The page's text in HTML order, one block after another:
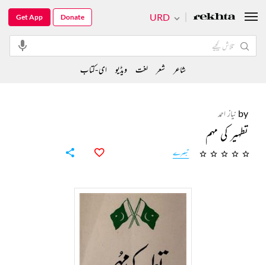
by نیاز احمد
تطہیر کی مہم
تبصرے
URD
Get App Donate
شاعر شعر لغت ویڈیو ای-کتاب